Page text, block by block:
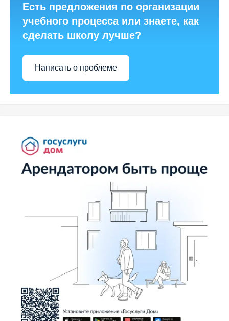
Есть предложения по организации
учебного процесса или знаете, как
сделать школу лучше?
Написать о проблеме